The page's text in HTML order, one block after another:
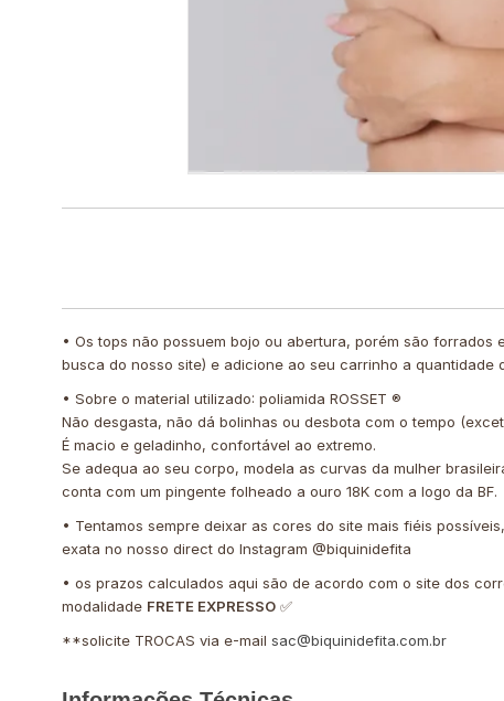
• Os tops não possuem bojo ou abertura, porém são
busca do nosso site) e adicione ao seu carrinho a
• Sobre o material utilizado: poliamida ROSSET ®️
Não desgasta, não dá bolinhas ou desbota com o tempo
É macio e geladinho, confortável ao extremo.
Se adequa ao seu corpo, modela as curvas da mulher
conta com um pingente folheado a ouro 18K com a logo da BF.
• Tentamos sempre deixar as cores do site mais fiéis
exata no nosso direct do Instagram @biquinidefita
• os prazos calculados aqui são de acordo com o site dos
modalidade FRETE EXPRESSO ✅
**solicite TROCAS via e-mail sac@biquinidefita.com.br